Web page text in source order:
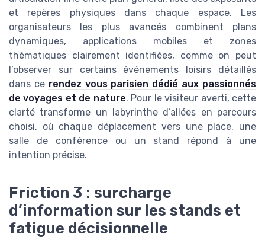
et repères physiques dans chaque espace. Les
organisateurs les plus avancés combinent plans
dynamiques, applications mobiles et zones
thématiques clairement identifiées, comme on peut
l’observer sur certains événements loisirs détaillés
dans ce rendez vous parisien dédié aux passionnés
de voyages et de nature. Pour le visiteur averti, cette
clarté transforme un labyrinthe d’allées en parcours
choisi, où chaque déplacement vers une place, une
salle de conférence ou un stand répond à une
intention précise.
Friction 3 : surcharge
d’information sur les stands et
fatigue décisionnelle